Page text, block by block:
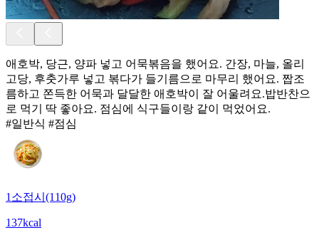
애호박, 당근, 양파 넣고 어묵볶음을 했어요. 간장, 마늘, 올리
고당, 후춧가루 넣고 볶다가 들기름으로 마무리 했어요. 짭조
름하고 쫀득한 어묵과 달달한 애호박이 잘 어울려요.밥반찬으
로 먹기 딱 좋아요. 점심에 식구들이랑 같이 먹었어요.
#일반식 #점심
1소접시(110g)
137kcal